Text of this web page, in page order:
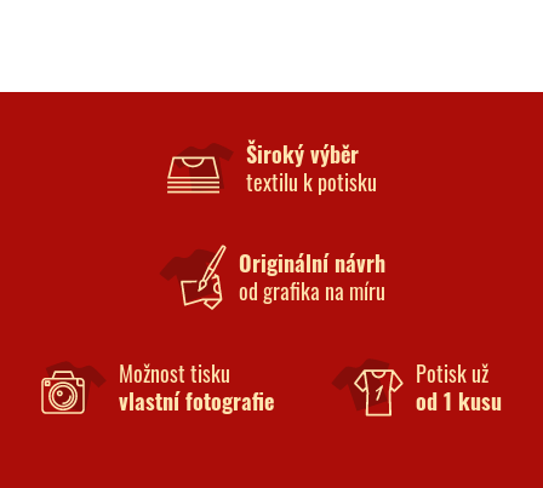
Široký výběr
textilu k potisku
Originální návrh
od grafika na míru
Možnost tisku
vlastní fotografie
Potisk už
od 1 kusu